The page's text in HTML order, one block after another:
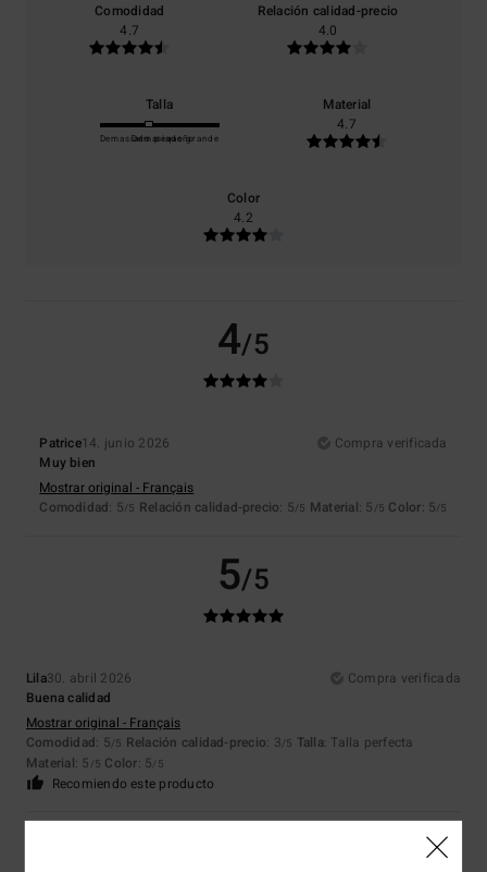
Comodidad
4.7
Relación calidad-precio
4.0
Talla
Demasiado pequeño
Demasiado grande
Material
4.7
Color
4.2
4/5
Patrice14. junio 2026
Compra verificada
Muy bien
Mostrar original - Français
Comodidad: 5/5 Relación calidad-precio: 5/5 Material: 5 /5 Color: 5/5
5/5
Lila30. abril 2026
Compra verificada
Buena calidad
Mostrar original - Français
Comodidad: 5/5 Relación calidad-precio: 3/5 Talla: Talla perfecta
Material: 5 /5 Color: 5/5
Recomiendo este producto